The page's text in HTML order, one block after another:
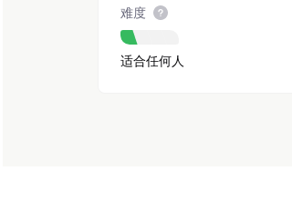
难度
适合任何人